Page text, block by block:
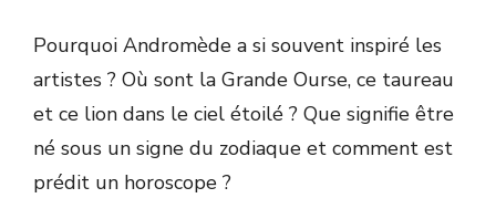
Pourquoi Andromède a si souvent inspiré les
artistes ? Où sont la Grande Ourse, ce taureau
et ce lion dans le ciel étoilé ? Que signifie être
né sous un signe du zodiaque et comment est
prédit un horoscope ?